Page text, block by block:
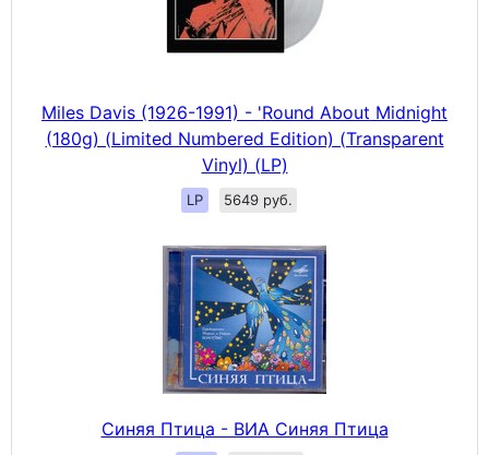
Miles Davis (1926-1991) - 'Round About Midnight
(180g) (Limited Numbered Edition) (Transparent
Vinyl) (LP)
LP 5649 руб.
Синяя Птица - ВИА Синяя Птица